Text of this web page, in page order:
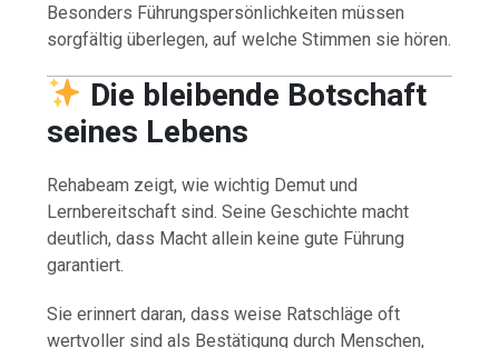
Besonders Führungspersönlichkeiten müssen
sorgfältig überlegen, auf welche Stimmen sie hören.
Die bleibende Botschaft
seines Lebens
Rehabeam zeigt, wie wichtig Demut und
Lernbereitschaft sind. Seine Geschichte macht
deutlich, dass Macht allein keine gute Führung
garantiert.
Sie erinnert daran, dass weise Ratschläge oft
wertvoller sind als Bestätigung durch Menschen,